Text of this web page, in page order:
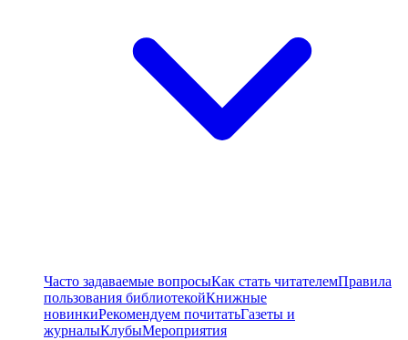
Часто задаваемые вопросыКак стать читателемПравила
пользования библиотекойКнижные
новинкиРекомендуем почитатьГазеты и
журналыКлубыМероприятия